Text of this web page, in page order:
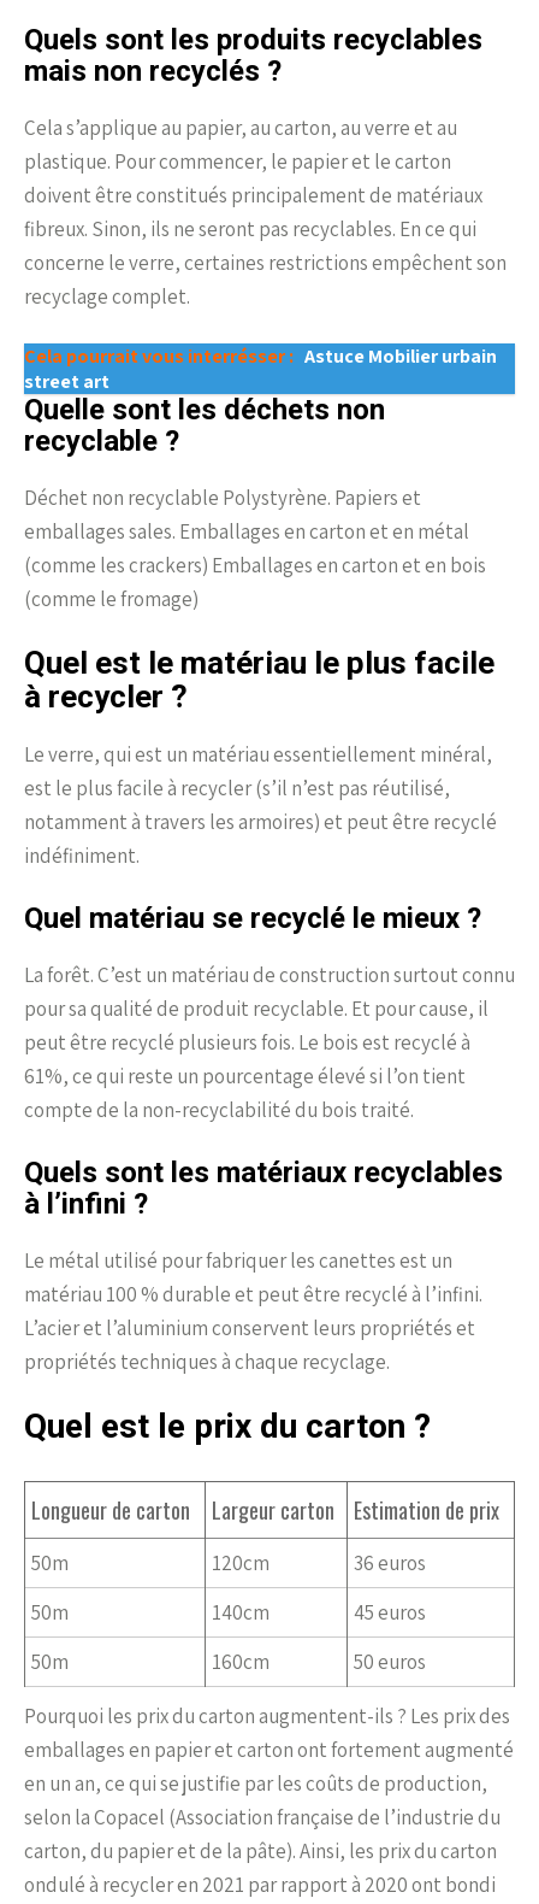
Quels sont les produits recyclables
mais non recyclés ?
Cela s’applique au papier, au carton, au verre et au
plastique. Pour commencer, le papier et le carton
doivent être constitués principalement de matériaux
fibreux. Sinon, ils ne seront pas recyclables. En ce qui
concerne le verre, certaines restrictions empêchent son
recyclage complet.
Cela pourrait vous interrésser : Astuce Mobilier urbain
street art
Quelle sont les déchets non
recyclable ?
Déchet non recyclable Polystyrène. Papiers et
emballages sales. Emballages en carton et en métal
(comme les crackers) Emballages en carton et en bois
(comme le fromage)
Quel est le matériau le plus facile
à recycler ?
Le verre, qui est un matériau essentiellement minéral,
est le plus facile à recycler (s’il n’est pas réutilisé,
notamment à travers les armoires) et peut être recyclé
indéfiniment.
Quel matériau se recyclé le mieux ?
La forêt. C’est un matériau de construction surtout connu
pour sa qualité de produit recyclable. Et pour cause, il
peut être recyclé plusieurs fois. Le bois est recyclé à
61%, ce qui reste un pourcentage élevé si l’on tient
compte de la non-recyclabilité du bois traité.
Quels sont les matériaux recyclables
à l’infini ?
Le métal utilisé pour fabriquer les canettes est un
matériau 100 % durable et peut être recyclé à l’infini.
L’acier et l’aluminium conservent leurs propriétés et
propriétés techniques à chaque recyclage.
Quel est le prix du carton ?
Longueur de carton Largeur carton Estimation de prix
50m 120cm
36 euros
50m
140cm
45 euros
50m
160cm 50 euros
Pourquoi les prix du carton augmentent-ils ? Les prix des
emballages en papier et carton ont fortement augmenté
en un an, ce qui se justifie par les coûts de production,
selon la Copacel (Association française de l’industrie du
carton, du papier et de la pâte). Ainsi, les prix du carton
ondulé à recycler en 2021 par rapport à 2020 ont bondi